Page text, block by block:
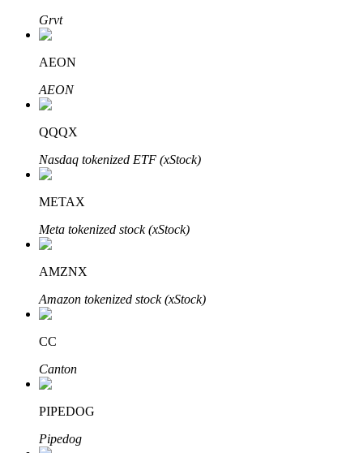
Grijp langetermijnwinst en flexibele belangen
Leer staken
Meer informatie over het verdienen van passief inkomen
Bitrue
Grvt
AEON
AEON
QQQX
Nasdaq tokenized ETF (xStock)
METAX
Meta tokenized stock (xStock)
AMZNX
Amazon tokenized stock (xStock)
CC
Canton
PIPEDOG
Pipedog